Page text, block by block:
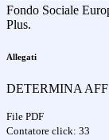
Fondo Sociale
Plus.
Allegati
DETERMINA
File PDF
Contatore click: 33